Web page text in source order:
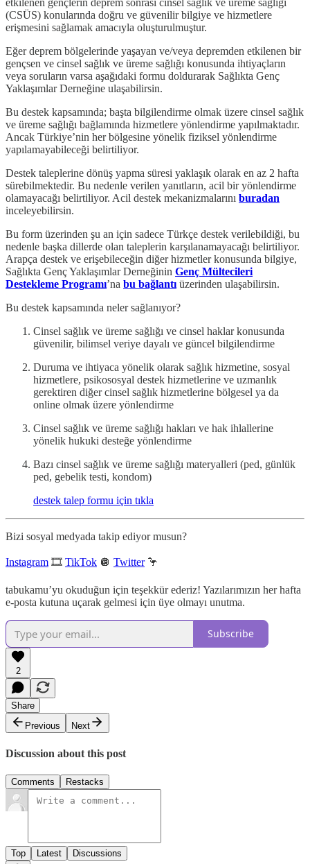
(CSÜS) konularında doğru ve güvenilir bilgiye ve hizmetlere
erişmesini sağlamak amacıyla oluşturulmuştur.
Eğer deprem bölgelerinde yaşayan ve/veya depremden etkilenen bir
gençsen ve cinsel sağlık ve üreme sağlığı konusunda ihtiyaçların
veya soruların varsa aşağıdaki formu doldurarak Sağlıkta Genç
Yaklaşımlar Derneğine ulaşabilirsin.
Bu destek kapsamında; başta bilgilendirme olmak üzere cinsel sağlık
ve üreme sağlığı bağlamında hizmetlere yönlendirme yapılmaktadır.
Ancak Türkiye’nin her bölgesine yönelik fiziksel yönlendirme
yapılamayabileceği belirtiliyor.
Destek taleplerine dönüş yapma süresi yaklaşık olarak en az 2 hafta
sürebilmektedir. Bu nedenle verilen yanıtların, acil bir yönlendirme
olamayacağı belirtiliyor. Acil destek mekanizmalarını buradan
inceleyebilirsin.
Bu form üzerinden şu an için sadece Türkçe destek verilebildiği, bu
nedenle başka dillerde olan taleplerin karşılanamayacağı belirtiliyor.
Arapça destek ve erişebileceğin diğer hizmetler konusunda bilgiye,
Sağlıkta Genç Yaklaşımlar Derneğinin Genç Mültecileri
Destekleme Programı’na bu bağlantı üzerinden ulaşabilirsin.
Bu destek kapsamında neler sağlanıyor?
Cinsel sağlık ve üreme sağlığı ve cinsel haklar konusunda
güvenilir, bilimsel veriye dayalı ve güncel bilgilendirme
Duruma ve ihtiyaca yönelik olarak sağlık hizmetine, sosyal
hizmetlere, psikososyal destek hizmetlerine ve uzmanlık
gerektiren diğer cinsel sağlık hizmetlerine bölgesel ya da
online olmak üzere yönlendirme
Cinsel sağlık ve üreme sağlığı hakları ve hak ihlallerine
yönelik hukuki desteğe yönlendirme
Bazı cinsel sağlık ve üreme sağlığı materyalleri (ped, günlük
ped, gebelik testi, kondom)
destek talep formu için tıkla
Bizi sosyal medyada takip ediyor musun?
Instagram 🎞 TikTok 🪩 Twitter🦩
tabukamu’yu okuduğun için teşekkür ederiz! Yazılarımızın her hafta
e-posta kutuna uçarak gelmesi için üye olmayı unutma.
Subscribe
2
Share
Previous
Next
Discussion about this post
Comments Restacks
Top Latest Discussions